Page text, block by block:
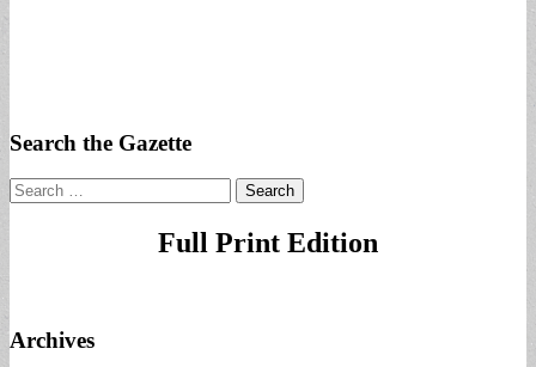
Search the Gazette
Search
for:
Full Print Edition
Archives